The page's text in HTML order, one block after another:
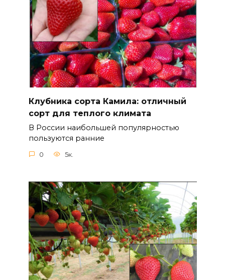
Клубника сорта Камила: отличный
сорт для теплого климата
В России наибольшей популярностью
пользуются ранние
0 5к.